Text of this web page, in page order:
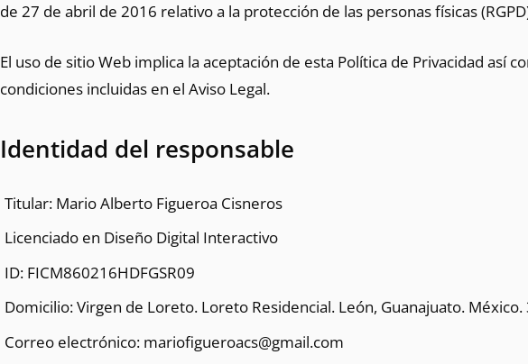
de 27 de abril de 2016 relativo a la protección de las personas físicas
El uso de sitio Web implica la aceptación de esta Política de Privacidad así
condiciones incluidas en el Aviso Legal.
Identidad del responsable
Titular: Mario Alberto Figueroa Cisneros
Licenciado en Diseño Digital Interactivo
ID: FICM860216HDFGSR09
Domicilio: Virgen de Loreto. Loreto Residencial. León, Guanajuato. México.
Correo electrónico: mariofigueroacs@gmail.com